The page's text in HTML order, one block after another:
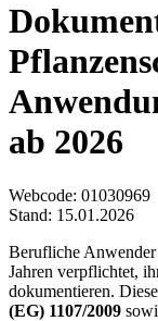
ab 2026
Webcode: 01030969
Stand: 15.01.2026
Berufliche
Jahren verpflichtet,
dokumentieren.
(EG) 1107/2009